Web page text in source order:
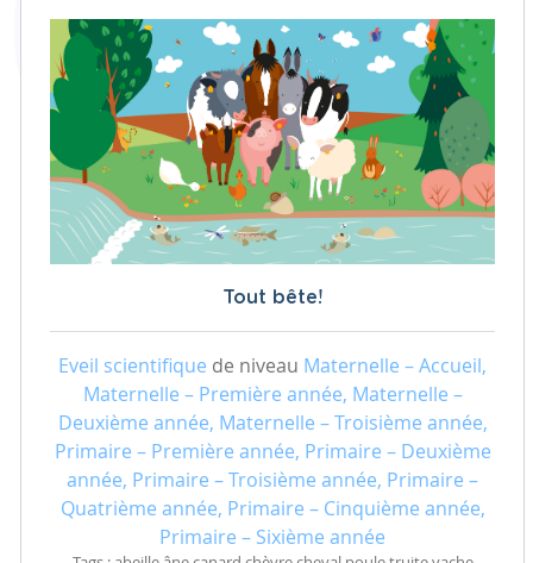
Tout bête!
Eveil scientifique de niveau Maternelle – Accueil,
Maternelle – Première année, Maternelle –
Deuxième année, Maternelle – Troisième année,
Primaire – Première année, Primaire – Deuxième
année, Primaire – Troisième année, Primaire –
Quatrième année, Primaire – Cinquième année,
Primaire – Sixième année